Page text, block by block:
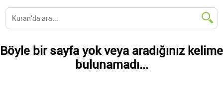
Böyle bir sayfa yok veya aradığınız kelime
bulunamadı...